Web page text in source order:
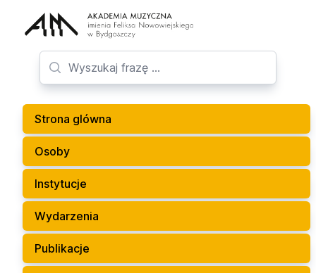
Strona glówna
Osoby
Instytucje
Wydarzenia
Publikacje